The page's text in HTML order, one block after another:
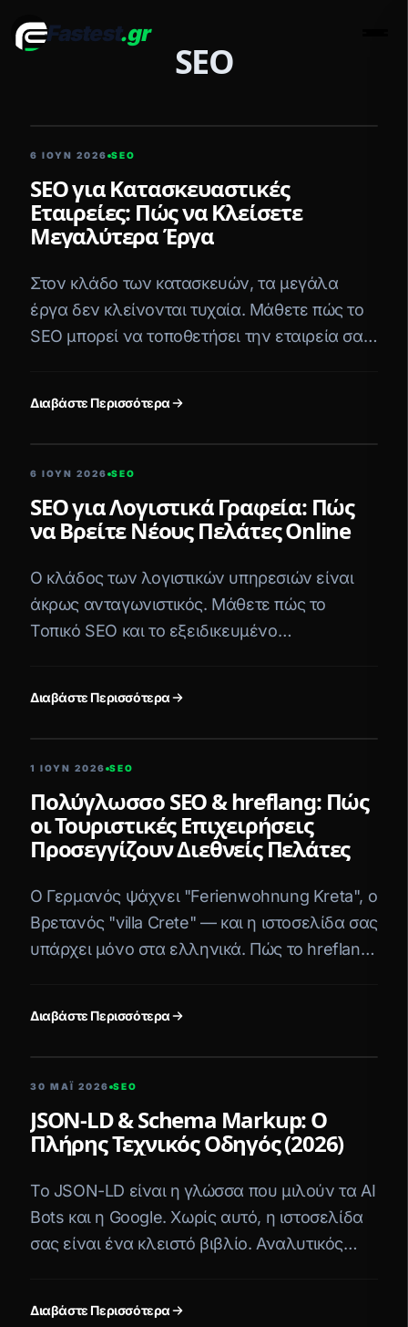
Fastest.gr
SEO
6 ΙΟΥΝ 2026 SEO
SEO για Κατασκευαστικές
Εταιρείες: Πώς να Κλείσετε
Μεγαλύτερα Έργα
Στον κλάδο των κατασκευών, τα μεγάλα
έργα δεν κλείνονται τυχαία. Μάθετε πώς το
SEO μπορεί να τοποθετήσει την εταιρεία σας
Διαβάστε Περισσότερα
6 ΙΟΥΝ 2026 SEO
SEO για Λογιστικά Γραφεία: Πώς
να Βρείτε Νέους Πελάτες Online
Ο κλάδος των λογιστικών υπηρεσιών είναι
άκρως ανταγωνιστικός. Μάθετε πώς το
Τοπικό SEO και το εξειδικευμένο
Διαβάστε Περισσότερα
1 ΙΟΥΝ 2026 SEO
Πολύγλωσσο SEO & hreflang: Πώς
οι Τουριστικές Επιχειρήσεις
Προσεγγίζουν Διεθνείς Πελάτες
Ο Γερμανός ψάχνει "Ferienwohnung Kreta", ο
Βρετανός "villa Crete" — και η ιστοσελίδα σας
υπάρχει μόνο στα ελληνικά. Πώς το hreflang
Διαβάστε Περισσότερα
30 ΜΑΪ́ 2026 SEO
JSON-LD & Schema Markup: Ο
Πλήρης Τεχνικός Οδηγός (2026)
Το JSON-LD είναι η γλώσσα που μιλούν τα AI
Bots και η Google. Χωρίς αυτό, η ιστοσελίδα
σας είναι ένα κλειστό βιβλίο. Αναλυτικός
Διαβάστε Περισσότερα